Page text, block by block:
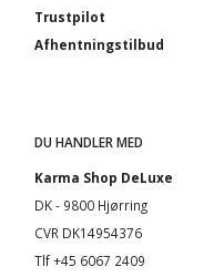
Trustpilot
Afhentningstilbud
DU HANDLER MED
Karma Shop DeLuxe
DK - 9800 Hjørring
CVR DK14954376
Tlf +45 6067 2409